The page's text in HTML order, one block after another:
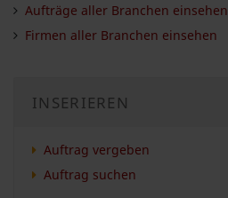
Aufträge aller Branchen einsehen
Firmen aller Branchen einsehen
INSERIEREN
Auftrag vergeben
Auftrag suchen